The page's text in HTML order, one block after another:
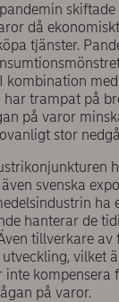
då
tjänster.
kombination
trampat på
på varor
stor
svenska
ha
hanterar de
tillverkare
vilket
inte kompensera
på varor.